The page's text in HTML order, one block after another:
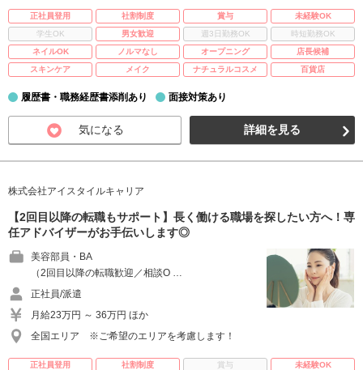
正社員登用 社割制度 賞与
未経験OK
学生OK
男女歓迎 週3日勤務OK
時短勤務OK
ネイルOK
ノルマなし オープニング
店長候補
スキンケア
メイク ナチュラルコスメ 百貨店
履歴書・職務経歴書添削あり 面接対策あり
気になる 詳細を見る
株式会社アイスタイルキャリア
【2回目以降の転職もサポート】長く働ける職場を探したい方へ！専
任アドバイザーがお手伝いします◎
美容部員・BA
（2回目以降の転職歓迎／相談O …
正社員/派遣
月給23万円 ～ 36万円 ほか
全国エリア ※ご希望のエリアを考慮します！
正社員登用 社割制度 賞与
未経験OK